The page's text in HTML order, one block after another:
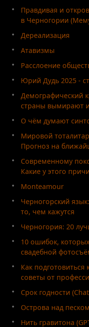
Правдивая и
в Черногории
Дереализация
Атавизмы
Расслоение
Юрий Дудь 2025 -
Демографический
страны вымирают и
О чём думают
Мировой
Прогноз на
Современному
Какие у этого
Monteamour
Черногорский
то, чем кажутся
Черногория: 20
10 ошибок,
свадебной
Как
советы от
Срок годности
Острова над
Нить гравитона